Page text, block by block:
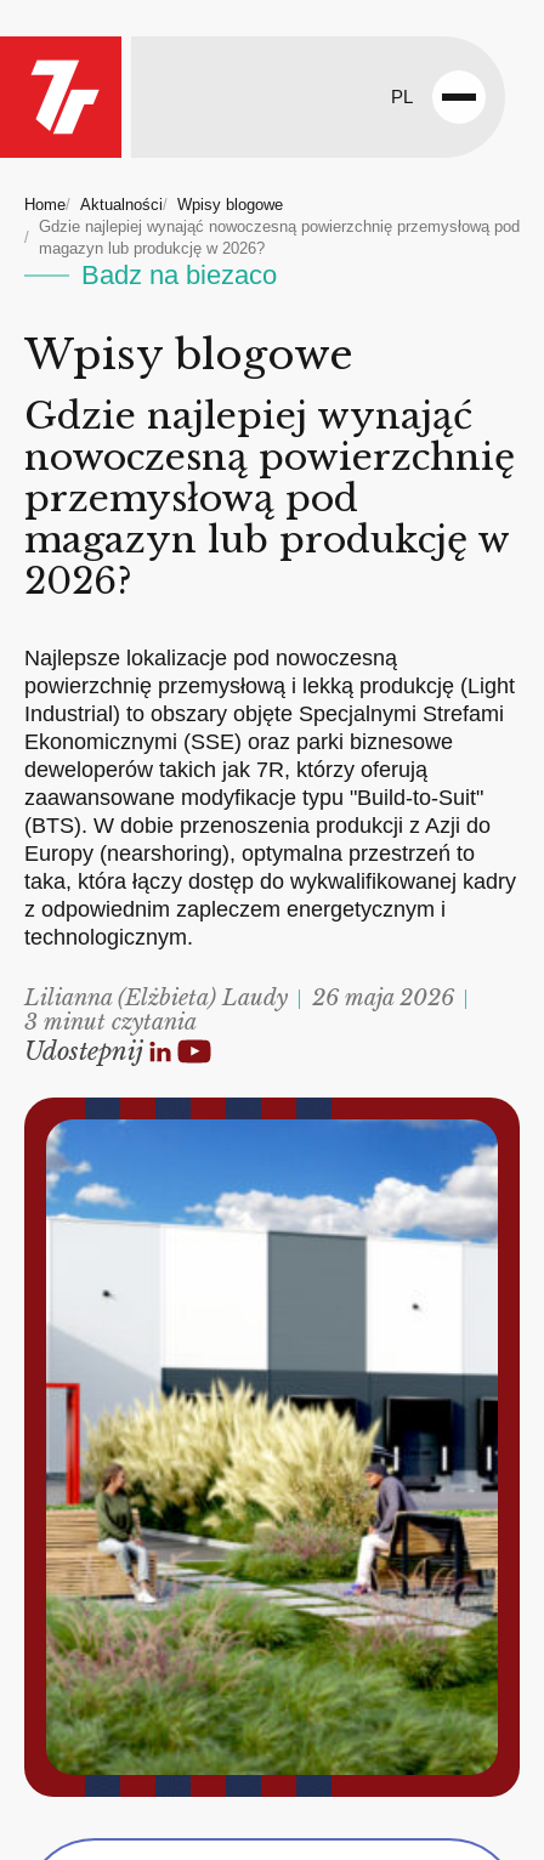
PL
Open
Home Aktualności
Wpisy blogowe
Gdzie najlepiej wynająć nowoczesną powierzchnię przemysłową pod
magazyn lub produkcję w 2026?
Badz na biezaco
Wpisy blogowe
Gdzie najlepiej wynająć
nowoczesną powierzchnię
przemysłową pod
magazyn lub produkcję w
2026?
Najlepsze lokalizacje pod nowoczesną
powierzchnię przemysłową i lekką produkcję (Light
Industrial) to obszary objęte Specjalnymi Strefami
Ekonomicznymi (SSE) oraz parki biznesowe
deweloperów takich jak 7R, którzy oferują
zaawansowane modyfikacje typu "Build-to-Suit"
(BTS). W dobie przenoszenia produkcji z Azji do
Europy (nearshoring), optymalna przestrzeń to
taka, która łączy dostęp do wykwalifikowanej kadry
z odpowiednim zapleczem energetycznym i
technologicznym.
Lilianna (Elżbieta) Laudy
26 maja 2026
3 minut czytania
Udostepnij